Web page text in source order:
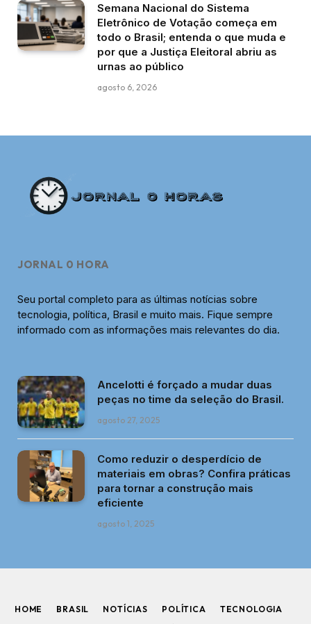
Semana Nacional do Sistema
Eletrônico de Votação começa em
todo o Brasil; entenda o que muda e
por que a Justiça Eleitoral abriu as
urnas ao público
agosto 6, 2026
JORNAL 0 HORA
Seu portal completo para as últimas notícias sobre
tecnologia, política, Brasil e muito mais. Fique sempre
informado com as informações mais relevantes do dia.
Ancelotti é forçado a mudar duas
peças no time da seleção do Brasil.
agosto 27, 2025
Como reduzir o desperdício de
materiais em obras? Confira práticas
para tornar a construção mais
eficiente
agosto 1, 2025
HOME BRASIL NOTÍCIAS POLÍTICA
TECNOLOGIA